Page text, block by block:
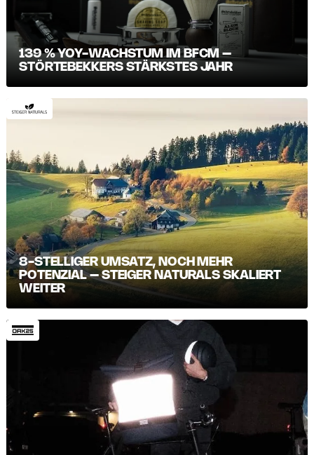
139 % YOY-WACHSTUM IM BFCM –
STÖRTEBEKKERS STÄRKSTES JAHR
8-STELLIGER UMSATZ, NOCH MEHR
POTENZIAL – STEIGER NATURALS SKALIERT
WEITER